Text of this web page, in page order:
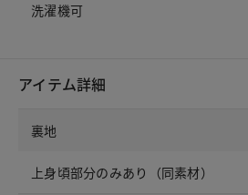
洗濯機可
アイテム詳細
裏地
上身頃部分のみあり（同素材）